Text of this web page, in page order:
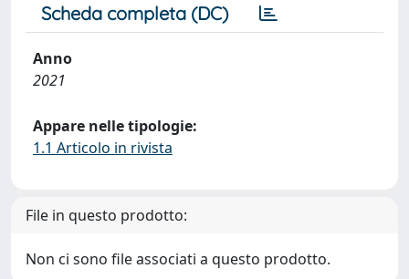
Scheda completa (DC)
Anno
2021
Appare nelle tipologie:
1.1 Articolo in rivista
File in questo prodotto:
Non ci sono file associati a questo prodotto.